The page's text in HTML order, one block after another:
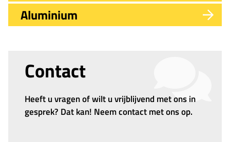
Aluminium
Contact
Heeft u vragen of wilt u vrijblijvend met ons in
gesprek? Dat kan! Neem contact met ons op.